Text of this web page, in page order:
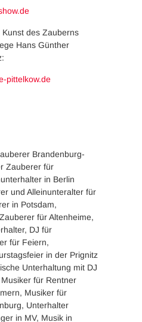
des Zauberns
Hans Günther
pittelkow.de
Brandenburg-
Zauberer für
in Berlin
und Alleinunteralter für
in Potsdam,
für Altenheime,
DJ für
für Feiern,
in der Prignitz
Unterhaltung mit DJ
für Rentner
Musiker für
Unterhalter
in MV, Musik in